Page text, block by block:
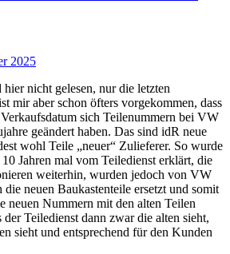
2025
hier nicht gelesen, nur die letzten
mir aber schon öfters vorgekommen, dass
sich Teilenummern bei VW
geändert haben. Das sind idR neue
wohl Teile „neuer“ Zulieferer. So wurde
Jahren mal vom Teiledienst erklärt, die
weiterhin, wurden jedoch von VW
neuen Baukastenteile ersetzt und somit
neuen Nummern mit den alten Teilen
der Teiledienst dann zwar die alten sieht,
sieht und entsprechend für den Kunden